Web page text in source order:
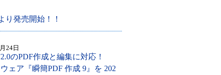
り発売開始！！
24日
のPDF作成と編集に対応！
ェア『瞬簡PDF 作成 9』を 202